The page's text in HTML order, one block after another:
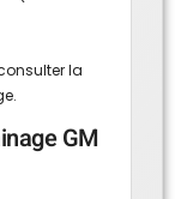
la
GM